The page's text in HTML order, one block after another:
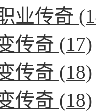
业传奇
传奇 (17)
传奇 (18)
传奇 (18)